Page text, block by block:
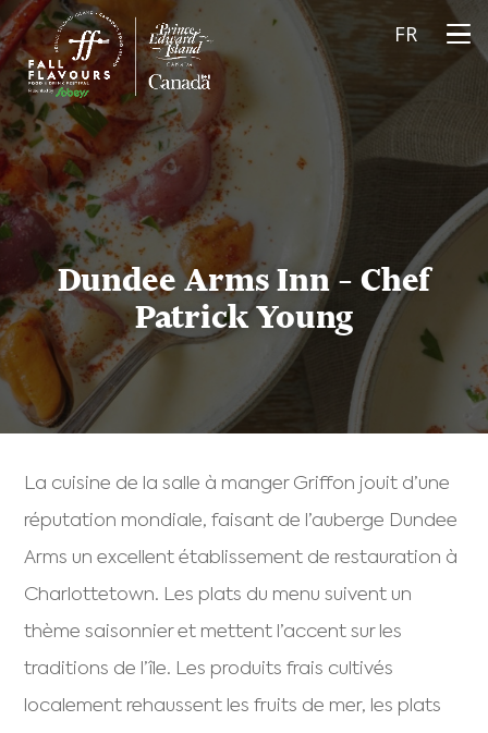
FR
Dundee Arms Inn – Chef
Patrick Young
La cuisine de la salle à manger Griffon jouit d’une
réputation mondiale, faisant de l’auberge Dundee
Arms un excellent établissement de restauration à
Charlottetown. Les plats du menu suivent un
thème saisonnier et mettent l’accent sur les
traditions de l’île. Les produits frais cultivés
localement rehaussent les fruits de mer, les plats